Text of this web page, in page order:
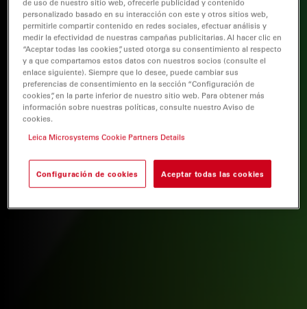
personalizado basado en su interacción con este y otros sitios web,
permitirle compartir contenido en redes sociales, efectuar análisis y
medir la efectividad de nuestras campañas publicitarias. Al hacer clic en
“Aceptar todas las cookies”, usted otorga su consentimiento al respecto
y a que compartamos estos datos con nuestros socios (consulte el
enlace siguiente). Siempre que lo desee, puede cambiar sus
preferencias de consentimiento en la sección “Configuración de
cookies”, en la parte inferior de nuestro sitio web. Para obtener más
información sobre nuestras políticas, consulte nuestro Aviso de
cookies.
Leica Microsystems Cookie Partners Details
Configuración de cookies Aceptar todas las cookies